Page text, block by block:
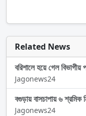
Related News
বরিশালে হয়ে গেল বিভাগীয়
Jagonews24
বগুড়ায় বাসচাপায় ৬ শ্রমিক
Jagonews24